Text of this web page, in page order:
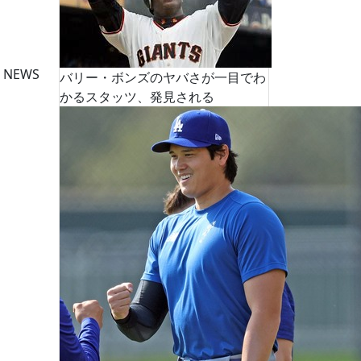
バリー・ボンズのヤバさが一目でわ
かるスタッツ、発見される